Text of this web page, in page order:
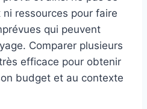
ressources pour faire
qui peuvent
Comparer plusieurs
efficace pour obtenir
budget et au contexte